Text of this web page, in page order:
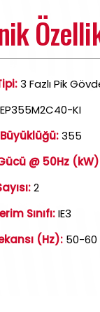
3 Fazlı Pik
KI
355
@ 50Hz
2
Sınıfı:IE3
(Hz): 50-60